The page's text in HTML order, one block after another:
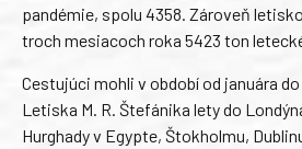
pandémie, spolu 4358. Zároveň
troch mesiacoch roka 5423 ton
Cestujúci mohli v období od januára
Letiska M. R. Štefánika lety do
Hurghady v Egypte, Štokholmu,